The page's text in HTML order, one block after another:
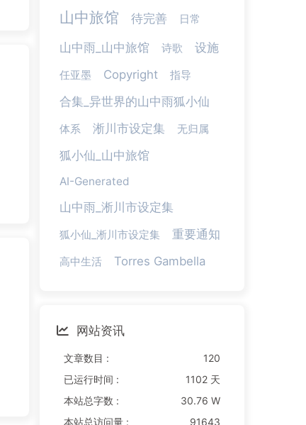
山中旅馆 待完善 日常
山中雨_山中旅馆 诗歌 设施
任亚墨 Copyright 指导
合集_异世界的山中雨狐小仙
体系 淅川市设定集 无归属
狐小仙_山中旅馆
AI-Generated
山中雨_淅川市设定集
狐小仙_淅川市设定集 重要通知
高中生活 Torres Gambella
网站资讯
文章数目 :
120
已运行时间 :
1102 天
本站总字数 :
30.76 W
本站总访问量 :
91643